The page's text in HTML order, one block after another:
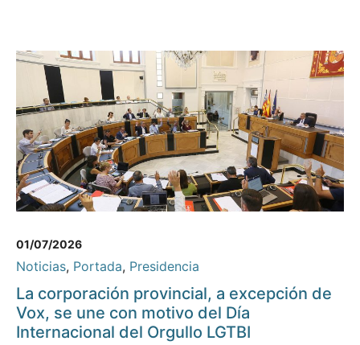
01/07/2026
Noticias, Portada, Presidencia
La corporación provincial, a excepción de
Vox, se une con motivo del Día
Internacional del Orgullo LGTBI